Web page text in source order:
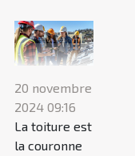
20 novembre
2024 09:16
La toiture est
la couronne